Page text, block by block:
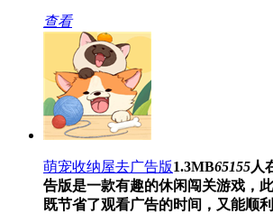
查看
萌宠收纳屋去广告版1.3MB65155人
告版是一款有趣的休闲闯关游戏，
既节省了观看广告的时间，又能顺